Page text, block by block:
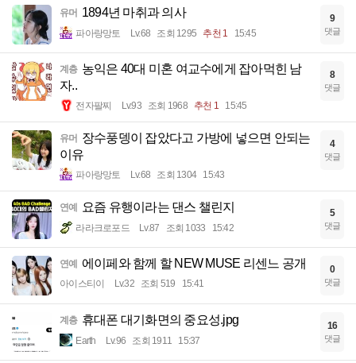
유머 1894년 마취과 의사
파아랑망토 Lv.68 조회 1295 추천 1 15:45
9
댓글
계층 농익은 40대 미혼 여교수에게 잡아먹힌 남
자..
전자팔찌 Lv.93 조회 1968 추천 1 15:45
8
댓글
유머 장수풍뎅이 잡았다고 가방에 넣으면 안되는
이유
파아랑망토 Lv.68 조회 1304 15:43
4
댓글
연예 요즘 유행이라는 댄스 챌린지
라라크로포드 Lv.87 조회 1033 15:42
5
댓글
연예 에이페와 함께 할 NEW MUSE 리센느 공개
아이스티이 Lv.32 조회 519 15:41
0
댓글
계층 휴대폰 대기화면의 중요성.jpg
Earth Lv.96 조회 1911 15:37
16
댓글